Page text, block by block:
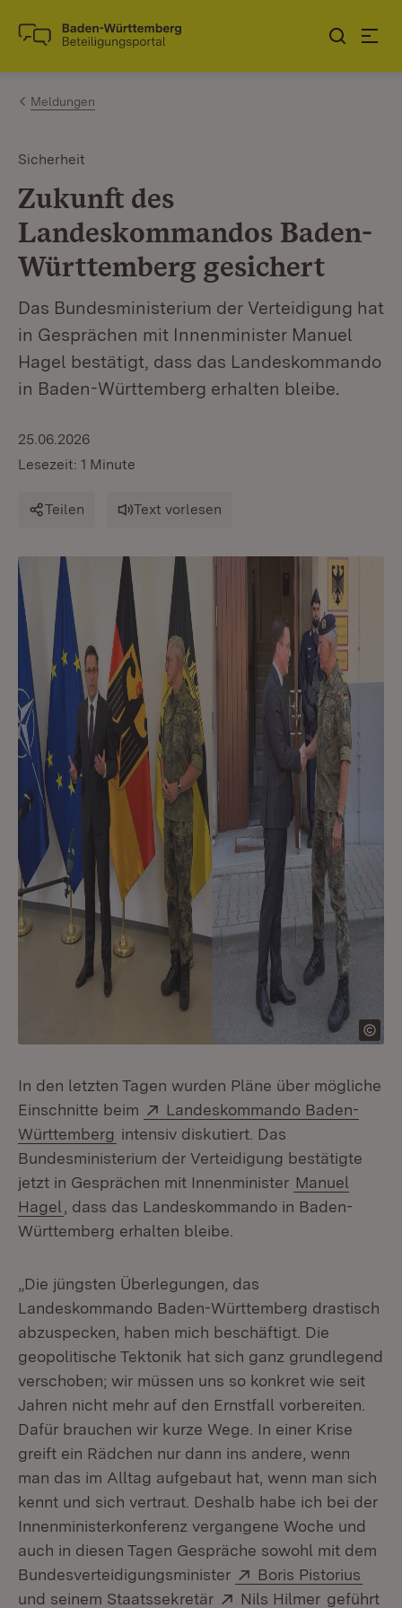
Zum Inhalt springen
Link zur Startseite
Meldungen
Sicherheit
Zukunft des
Landeskommandos Baden-
Württemberg gesichert
Das Bundesministerium der Verteidigung hat
in Gesprächen mit Innenminister Manuel
Hagel bestätigt, dass das Landeskommando
in Baden-Württemberg erhalten bleibe.
25.06.2026
Lesezeit: 1 Minute
Teilen Text vorlesen
In den letzten Tagen wurden Pläne über mögliche
Einschnitte beim
Extern:
Landeskommando Baden-
Württemberg (Öffnet in neuem Fenster)
intensiv diskutiert. Das
Bundesministerium der Verteidigung bestätigte
jetzt in Gesprächen mit Innenminister Manuel
Hagel
, dass das Landeskommando in Baden-
Württemberg erhalten bleibe.
„Die jüngsten Überlegungen, das
Landeskommando Baden-Württemberg drastisch
abzuspecken, haben mich beschäftigt. Die
geopolitische Tektonik hat sich ganz grundlegend
verschoben; wir müssen uns so konkret wie seit
Jahren nicht mehr auf den Ernstfall vorbereiten.
Dafür brauchen wir kurze Wege. In einer Krise
greift ein Rädchen nur dann ins andere, wenn
man das im Alltag aufgebaut hat, wenn man sich
kennt und sich vertraut. Deshalb habe ich bei der
Innenministerkonferenz vergangene Woche und
auch in diesen Tagen Gespräche sowohl mit dem
Bundesverteidigungsminister
Extern:
Boris Pistorius
und seinem Staatssekretär
Extern:
Nils Hilmer (Öffnet in
geführt